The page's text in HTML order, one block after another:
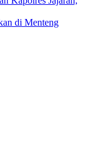
di Menteng